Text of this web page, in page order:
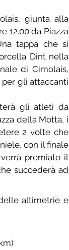
giunta alla
12.00 da Piazza
tappa che si
Dint nella
di Cimolais,
gli attaccanti
gli atleti da
della Motta, i
2 volte che
con il finale
premiato il
succederà ad
altimetrie e